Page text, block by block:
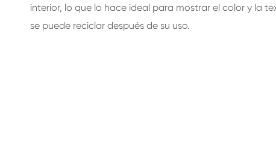
interior, lo que lo hace ideal para mostrar el color y la
se puede reciclar después de su uso.